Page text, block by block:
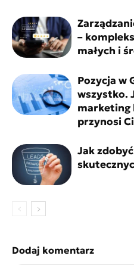
–
małych i
Pozycja w
wszystko.
marketing
przynosi
Jak
Dodaj komentarz